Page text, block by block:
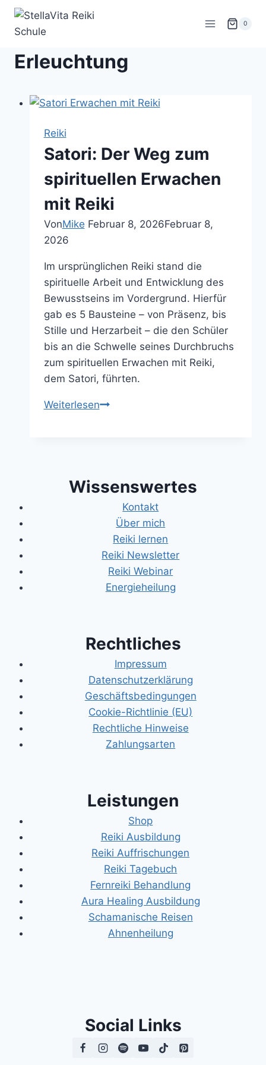
Zum
springen
0
Erleuchtung
Reiki
Satori: Der Weg zum
spirituellen Erwachen
mit Reiki
VonMike Februar 8, 2026Februar 8,
2026
Im ursprünglichen Reiki stand die
spirituelle Arbeit und Entwicklung des
Bewusstseins im Vordergrund. Hierfür
gab es 5 Bausteine – von Präsenz, bis
Stille und Herzarbeit – die den Schüler
bis an die Schwelle seines Durchbruchs
zum spirituellen Erwachen mit Reiki,
dem Satori, führten.
WeiterlesenSatori:
Erwachen
Reiki
Wissenswertes
Kontakt
Über mich
Reiki lernen
Reiki Newsletter
Reiki Webinar
Energieheilung
Rechtliches
Impressum
Datenschutzerklärung
Geschäftsbedingungen
Cookie-Richtlinie (EU)
Rechtliche Hinweise
Zahlungsarten
Leistungen
Shop
Reiki Ausbildung
Reiki Auffrischungen
Reiki Tagebuch
Fernreiki Behandlung
Aura Healing Ausbildung
Schamanische Reisen
Ahnenheilung
Social Links